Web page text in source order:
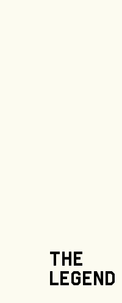
THE
LEGEND